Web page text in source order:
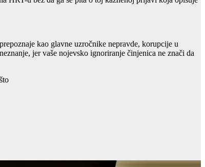
kao glavne uzročnike nepravde, korupcije u
jer vaše nojevsko ignoriranje činjenica ne znači da